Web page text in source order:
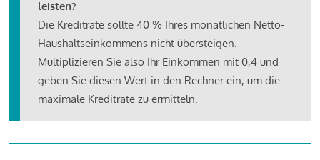
leisten?
Die Kreditrate sollte 40 % Ihres monatlichen Netto-
Haushaltseinkommens nicht übersteigen.
Multiplizieren Sie also Ihr Einkommen mit 0,4 und
geben Sie diesen Wert in den Rechner ein, um die
maximale Kreditrate zu ermitteln.